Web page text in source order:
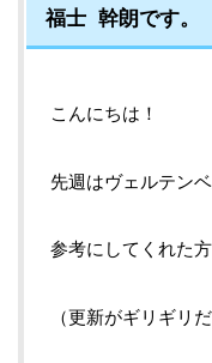
福士 幹朗です。
こんにちは！
先週はヴェルテン
参考にしてくれた
（更新がギリギリ